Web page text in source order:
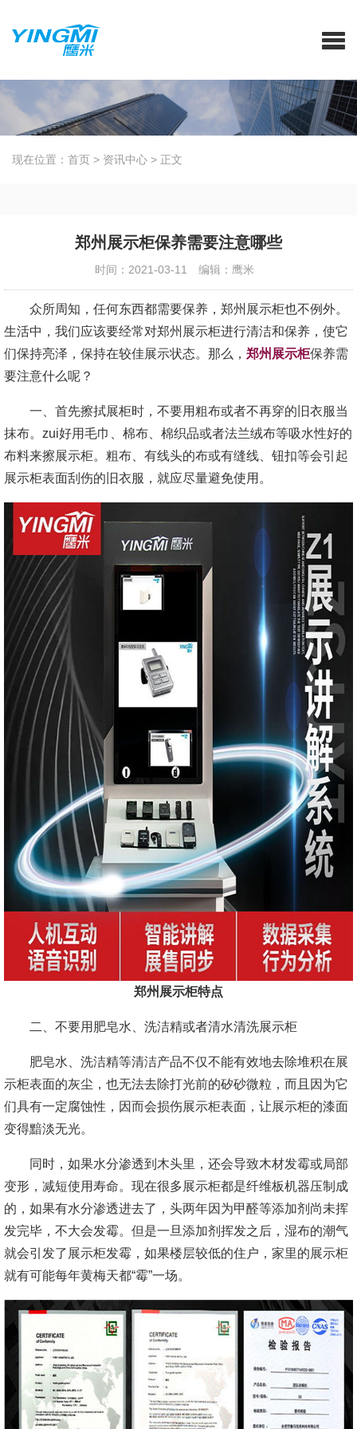
现在位置： 首页 > 资讯中心 > 正文
郑州展示柜保养需要注意哪些
时间：2021-03-11 编辑：鹰米
众所周知，任何东西都需要保养，郑州展示柜也不例外。
生活中，我们应该要经常对郑州展示柜进行清洁和保养，使它
们保持亮泽，保持在较佳展示状态。那么， 郑州展示柜保养需
要注意什么呢？
一、首先擦拭展柜时，不要用粗布或者不再穿的旧衣服当
抹布。zui好用毛巾、棉布、棉织品或者法兰绒布等吸水性好的
布料来擦展示柜。粗布、有线头的布或有缝线、钮扣等会引起
展示柜表面刮伤的旧衣服，就应尽量避免使用。
郑州展示柜特点
二、不要用肥皂水、洗洁精或者清水清洗展示柜
肥皂水、洗洁精等清洁产品不仅不能有效地去除堆积在展
示柜表面的灰尘，也无法去除打光前的矽砂微粒，而且因为它
们具有一定腐蚀性，因而会损伤展示柜表面，让展示柜的漆面
变得黯淡无光。
同时，如果水分渗透到木头里，还会导致木材发霉或局部
变形，减短使用寿命。现在很多展示柜都是纤维板机器压制成
的，如果有水分渗透进去了，头两年因为甲醛等添加剂尚未挥
发完毕，不大会发霉。但是一旦添加剂挥发之后，湿布的潮气
就会引发了展示柜发霉，如果楼层较低的住户，家里的展示柜
就有可能每年黄梅天都“霉”一场。